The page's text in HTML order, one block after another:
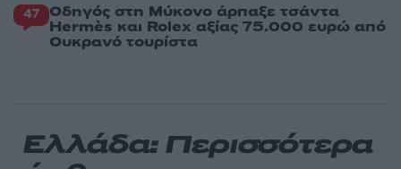
47 Οδηγός στη Μύκονο άρπαξε τσάντα
Hermès και Rolex αξίας 75.000 ευρώ από
Ουκρανό τουρίστα
Ελλάδα: Περισσότερα